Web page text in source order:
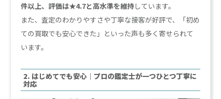
件以上、評価は★4.7と高水準を維持しています。
また、査定のわかりやすさや丁寧な接客が好評で、「初め
ての買取でも安心できた」といった声も多く寄せられて
います。
2. はじめてでも安心｜プロの鑑定士が一つひとつ丁寧に
対応